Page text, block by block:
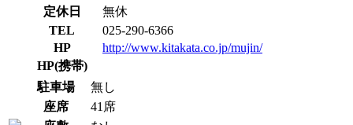
定休日
無休
TEL
025-290-6366
HP
http://www.kitakata.co.jp/mujin/
HP(携帯)
駐車場
無し
座席
41席